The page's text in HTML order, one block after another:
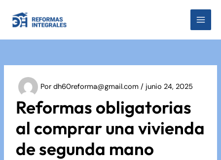
contenido
Por dh60reforma@gmail.com / junio 24, 2025
Reformas obligatorias
al comprar una vivienda
de segunda mano